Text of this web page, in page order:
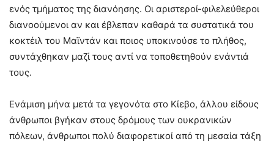
ενός τμήματος της διανόησης. Οι αριστεροί-φιλελεύθεροι
διανοούμενοι αν και έβλεπαν καθαρά τα συστατικά του
κοκτέιλ του Μαϊντάν και ποιος υποκινούσε το πλήθος,
συντάχθηκαν μαζί τους αντί να τοποθετηθούν ενάντιά
τους.
Ενάμιση μήνα μετά τα γεγονότα στο Κίεβο, άλλου είδους
άνθρωποι βγήκαν στους δρόμους των ουκρανικών
πόλεων, άνθρωποι πολύ διαφορετικοί από τη μεσαία τάξη